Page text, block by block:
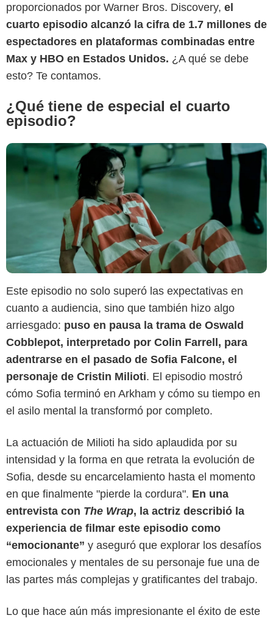
proporcionados por Warner Bros. Discovery, el
cuarto episodio alcanzó la cifra de 1.7 millones de
espectadores en plataformas combinadas entre
Max y HBO en Estados Unidos. ¿A qué se debe
esto? Te contamos.
¿Qué tiene de especial el cuarto
episodio?
Collider
Este episodio no solo superó las expectativas en
cuanto a audiencia, sino que también hizo algo
arriesgado: puso en pausa la trama de Oswald
Cobblepot, interpretado por Colin Farrell, para
adentrarse en el pasado de Sofia Falcone, el
personaje de Cristin Milioti. El episodio mostró
cómo Sofia terminó en Arkham y cómo su tiempo en
el asilo mental la transformó por completo.
La actuación de Milioti ha sido aplaudida por su
intensidad y la forma en que retrata la evolución de
Sofia, desde su encarcelamiento hasta el momento
en que finalmente "pierde la cordura". En una
entrevista con The Wrap, la actriz describió la
experiencia de filmar este episodio como
“emocionante” y aseguró que explorar los desafíos
emocionales y mentales de su personaje fue una de
las partes más complejas y gratificantes del trabajo.
Lo que hace aún más impresionante el éxito de este